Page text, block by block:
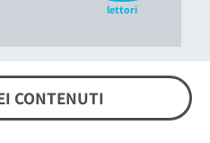
lettori
CONTENUTI